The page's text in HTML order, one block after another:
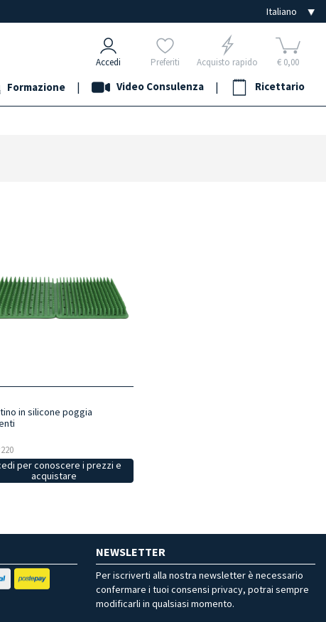
Accedi Preferiti Acquisto rapido € 0,00
Formazione | Video Consulenza | Ricettario
in silicone poggia
per conoscere i prezzi e
acquistare
NEWSLETTER
Per iscriverti alla nostra newsletter è necessario
confermare i tuoi consensi privacy, potrai sempre
modificarli in qualsiasi momento.